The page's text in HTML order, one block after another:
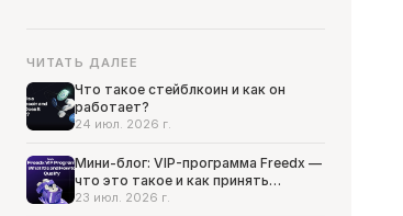
ЧИТАТЬ ДАЛЕЕ
Что такое стейблкоин и как он
работает?
24 июл. 2026 г.
Мини-блог: VIP-программа Freedx —
что это такое и как принять
участие
23 июл. 2026 г.